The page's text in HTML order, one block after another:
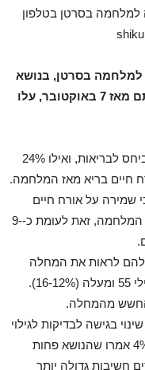
למלחמה בסרטן בטלפון
בסרטן, בנושא
עמדות הציבור בישראל ביחס לבריאותם מאז 7 באוקטובר, עלו
כ-62% דיווחו כי לא חל שינוי בגישתם ביחס לבריאות, ואילו 24%
חיים בריא מאז המלחמה.
שמירה על אורח חיים
בריא פחות חשובה עבורם מאז תחילת המלחמה, זאת לעומת כ-9-
להם לראות את המחלה
בפרופורציות שונות, מעט יותר בקרב גילי 55 ומעלה (16-12%).
בגישה לבדיקות לגילוי
מוקדם של סרטן. מהתוצאות עולה כי 4% אמרו שהנושא פחות
מייחסים חשיבות גדולה יותר